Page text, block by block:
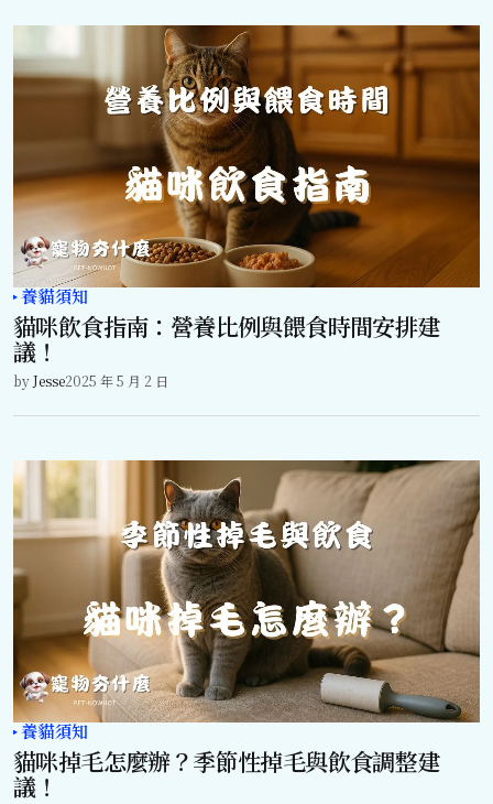
養貓須知
貓咪飲食指南：營養比例與餵食時間安排建
議！
byJesse2025 年 5 月 2 日
養貓須知
貓咪掉毛怎麼辦？季節性掉毛與飲食調整建
議！